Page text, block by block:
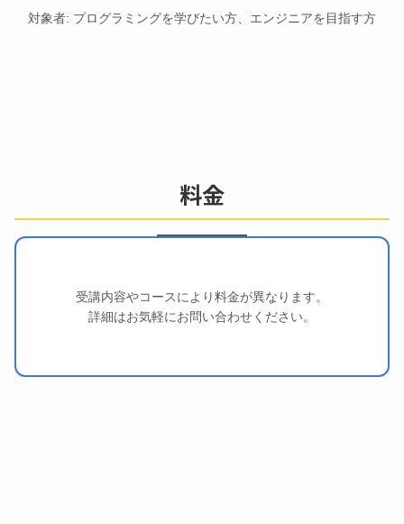
対象者: プログラミングを学びたい方、エンジニアを目指す方
料金
受講内容やコースにより料金が異なります。
詳細はお気軽にお問い合わせください。